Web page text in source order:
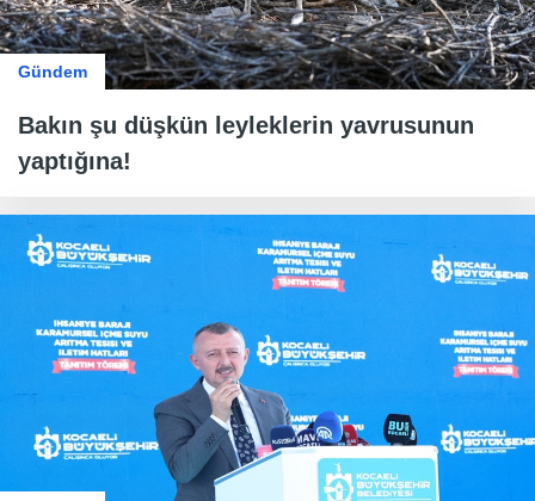
Gündem
Bakın şu düşkün leyleklerin yavrusunun
yaptığına!